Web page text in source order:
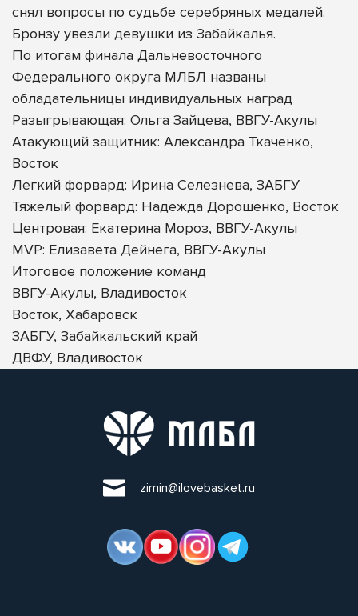
снял вопросы по судьбе серебряных медалей.
Бронзу увезли девушки из Забайкалья.
По итогам финала Дальневосточного
Федерального округа МЛБЛ названы
обладательницы индивидуальных наград
Разыгрывающая: Ольга Зайцева, ВВГУ-Акулы
Атакующий защитник: Александра Ткаченко,
Восток
Легкий форвард: Ирина Селезнева, ЗАБГУ
Тяжелый форвард: Надежда Дорошенко, Восток
Центровая: Екатерина Мороз, ВВГУ-Акулы
MVP: Елизавета Дейнега, ВВГУ-Акулы
Итоговое положение команд
ВВГУ-Акулы, Владивосток
Восток, Хабаровск
ЗАБГУ, Забайкальский край
ДВФУ, Владивосток
zimin@ilovebasket.ru